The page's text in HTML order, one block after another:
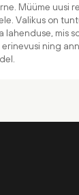
Müüme uusi
Valikus on
mis
ning